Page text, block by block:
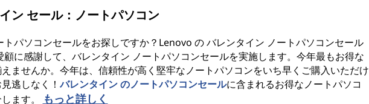
ン セール：ノートパソコン
パソコンセールをお探しですか？Lenovo の バレンタイン ノートパソコンセール
顧に感謝して、バレンタイン ノートパソコンセールを実施します。今年最もお得な
ませんか。今年は、信頼性が高く堅牢なノートパソコンをいち早くご購入いただけ
逃しなく！バレンタイン のノートパソコンセールに含まれるお得なノートパソコ
ます。
もっと詳しく